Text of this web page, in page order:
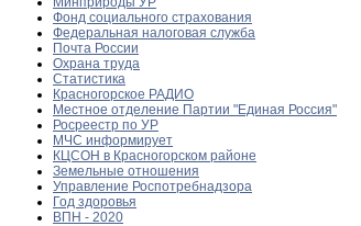
Фонд социального страхования
Федеральная налоговая служба
Почта России
Охрана труда
Статистика
Красногорское РАДИО
Местное отделение Партии "Единая Россия"
Росреестр по УР
МЧС информирует
КЦСОН в Красногорском районе
Земельные отношения
Управление Роспотребнадзора
Год здоровья
ВПН - 2020